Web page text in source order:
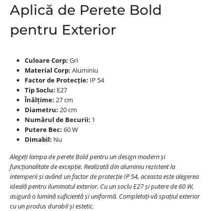
Aplică de Perete Bold
pentru Exterior
Culoare Corp: Gri
Material Corp: Aluminiu
Factor de Protecție: IP 54
Tip Soclu: E27
Înălțime: 27 cm
Diametru: 20 cm
Numărul de Becurii: 1
Putere Bec: 60 W
Dimabil: Nu
Alegeți lampa de perete Bold pentru un design modern și
funcționalitate de excepție. Realizată din aluminiu rezistent la
intemperii și având un factor de protecție IP 54, aceasta este alegerea
ideală pentru iluminatul exterior. Cu un soclu E27 și putere de 60 W,
asigură o lumină suficientă și uniformă. Completați-vă spațiul exterior
cu un produs durabil și estetic.